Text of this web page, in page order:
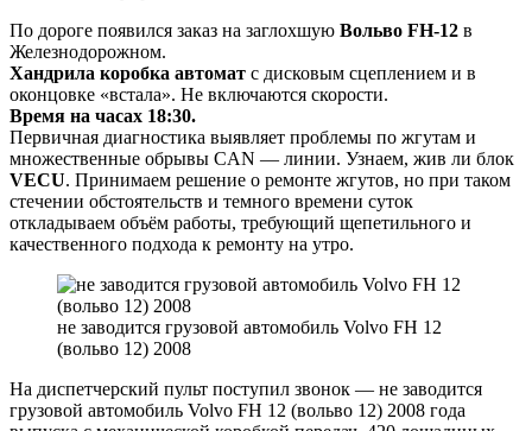
По дороге появился заказ на заглохшую Вольво FH-12 в
Железнодорожном.
Хандрила коробка автомат с дисковым сцеплением и в
оконцовке «встала». Не включаются скорости.
Время на часах 18:30.
Первичная диагностика выявляет проблемы по жгутам и
множественные обрывы CAN — линии. Узнаем, жив ли блок
VECU. Принимаем решение о ремонте жгутов, но при таком
стечении обстоятельств и темного времени суток
откладываем объём работы, требующий щепетильного и
качественного подхода к ремонту на утро.
не заводится грузовой автомобиль Volvo FH 12
(вольво 12) 2008
На диспетчерский пульт поступил звонок — не заводится
грузовой автомобиль Volvo FH 12 (вольво 12) 2008 года